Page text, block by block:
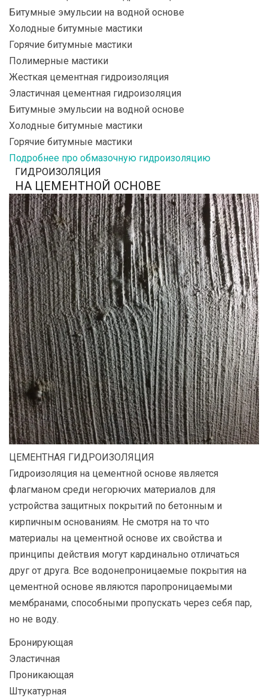
Битумные эмульсии на водной основе
Холодные битумные мастики
Горячие битумные мастики
Полимерные мастики
Жесткая цементная гидроизоляция
Эластичная цементная гидроизоляция
Битумные эмульсии на водной основе
Холодные битумные мастики
Горячие битумные мастики
Подробнее про обмазочную гидроизоляцию
ГИДРОИЗОЛЯЦИЯ
НА ЦЕМЕНТНОЙ ОСНОВЕ
ЦЕМЕНТНАЯ ГИДРОИЗОЛЯЦИЯ
Гидроизоляция на цементной основе является
флагманом среди негорючих материалов для
устройства защитных покрытий по бетонным и
кирпичным основаниям. Не смотря на то что
материалы на цементной основе их свойства и
принципы действия могут кардинально отличаться
друг от друга. Все водонепроницаемые покрытия на
цементной основе являются паропроницаемыми
мембранами, способными пропускать через себя пар,
но не воду.
Бронирующая
Эластичная
Проникающая
Штукатурная